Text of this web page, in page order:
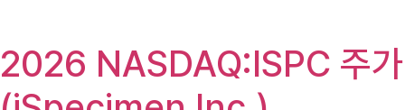
2026 NASDAQ:ISPC 주가